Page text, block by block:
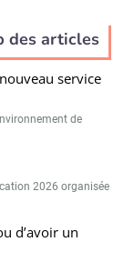
des articles
service
de
2026 organisée
d’avoir un